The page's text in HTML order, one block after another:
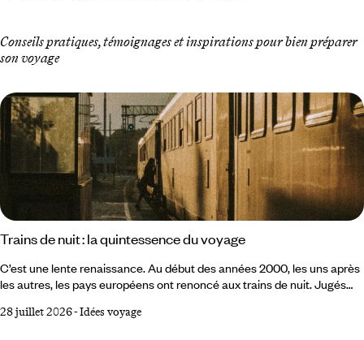
Conseils pratiques, témoignages et inspirations pour bien préparer
son voyage
Trains de nuit : la quintessence du voyage
C’est une lente renaissance. Au début des années 2000, les uns après
les autres, les pays européens ont renoncé aux trains de nuit. Jugés
et du TGV, ils semblaient condamnés à disparaître. Dans l’imaginaire
28 juillet 2026-Idées voyage